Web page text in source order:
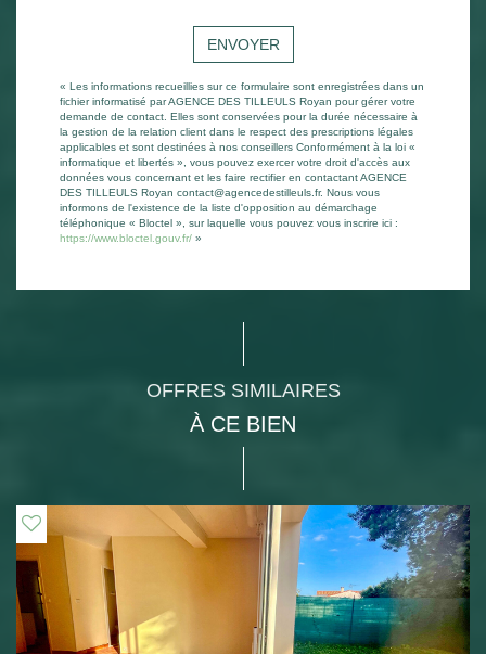
ENVOYER
« Les informations recueillies sur ce formulaire sont enregistrées dans un
fichier informatisé par AGENCE DES TILLEULS Royan pour gérer votre
demande de contact. Elles sont conservées pour la durée nécessaire à
la gestion de la relation client dans le respect des prescriptions légales
applicables et sont destinées à nos conseillers Conformément à la loi «
informatique et libertés », vous pouvez exercer votre droit d'accès aux
données vous concernant et les faire rectifier en contactant AGENCE
DES TILLEULS Royan contact@agencedestilleuls.fr. Nous vous
informons de l'existence de la liste d'opposition au démarchage
téléphonique « Bloctel », sur laquelle vous pouvez vous inscrire ici :
https://www.bloctel.gouv.fr/ »
OFFRES SIMILAIRES
À CE BIEN